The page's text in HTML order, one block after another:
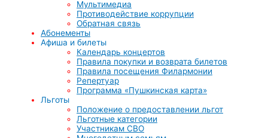
Мультимедиа
Противодействие коррупции
Обратная связь
Абонементы
Афиша и билеты
Календарь концертов
Правила покупки и возврата билетов
Правила посещения Филармонии
Репертуар
Программа «Пушкинская карта»
Льготы
Положение о предоставлении льгот
Льготные категории
Участникам СВО